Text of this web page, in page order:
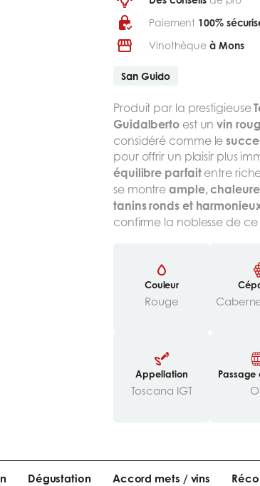
Paiement 100%
Vinothèqueà Mons
San Guido
Produit par la prestigieuse
Guidalberto est unvin
considéré comme le
pour offrir un plaisir plus
équilibre parfaitentre
se montreample,
tanins ronds et
confirme la noblesse de
Couleur
Rouge
Appellation
Toscana IGT
Passage
ues/
Dégustation Accord mets / vins